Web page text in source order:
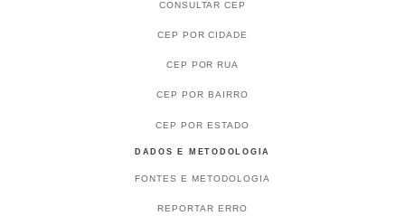
CONSULTAR CEP
CEP POR CIDADE
CEP POR RUA
CEP POR BAIRRO
CEP POR ESTADO
DADOS E METODOLOGIA
FONTES E METODOLOGIA
REPORTAR ERRO